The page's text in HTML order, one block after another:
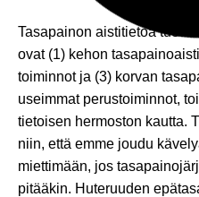
Tasapainon aistitietoa
ovat (1) kehon
toiminnot ja (3) korvan
useimmat perustoiminnot,
tietoisen hermoston kautta.
niin, että emme joudu
miettimään, jos
pitääkin. Huteruuden